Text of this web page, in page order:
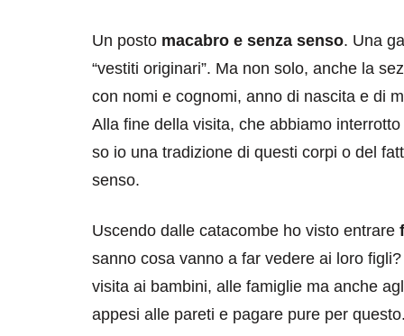
Un posto macabro e senza senso. Una
“vestiti originari”. Ma non solo, anche la
con nomi e cognomi, anno di nascita e di
Alla fine della visita, che abbiamo
so io una tradizione di questi corpi o del
senso.
Uscendo dalle catacombe ho visto entrare
sanno cosa vanno a far vedere ai loro
visita ai bambini, alle famiglie ma anche
appesi alle pareti e pagare pure per questo.